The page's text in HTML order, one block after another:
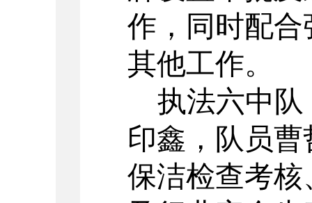
作，同时配合
其他工作。
执法六中队
印鑫 ，队员曹
保洁检查考